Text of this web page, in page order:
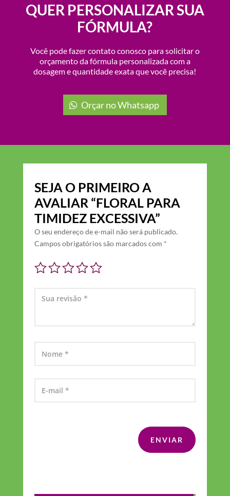
QUER PERSONALIZAR SUA
FÓRMULA?
Você pode fazer contato conosco para solicitar o
orçamento da fórmula personalizada com a
dosagem e quantidade exata que você precisa!
Orçar no Whatsapp
SEJA O PRIMEIRO A
AVALIAR “FLORAL PARA
TIMIDEZ EXCESSIVA”
O seu endereço de e-mail não será publicado.
Campos obrigatórios são marcados com *
ENVIAR